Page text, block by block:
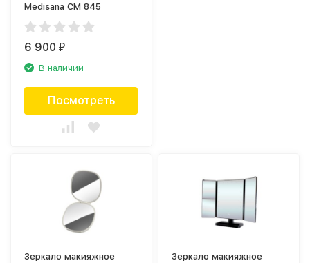
Medisana CM 845
6 900₽
В наличии
Посмотреть
Зеркало макияжное
Зеркало макияжное